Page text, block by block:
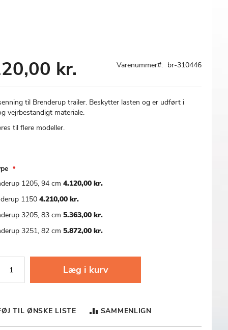
kr. Varenummer br-310446
til Brenderup trailer. Beskytter lasten og er udført i
vejrbestandigt materiale.
til flere modeller.
1205, 94 cm 4.120,00 kr.
1150 4.210,00 kr.
3205, 83 cm 5.363,00 kr.
3251, 82 cm 5.872,00 kr.
Læg i kurv
TIL ØNSKE LISTE SAMMENLIGN